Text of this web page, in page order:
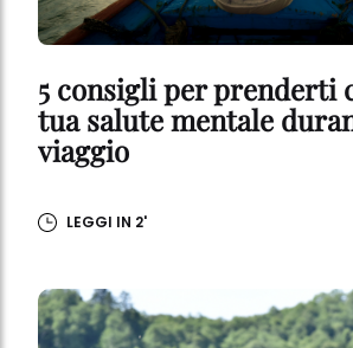
5 consigli per prenderti
tua salute mentale
viaggio
LEGGI IN 2'